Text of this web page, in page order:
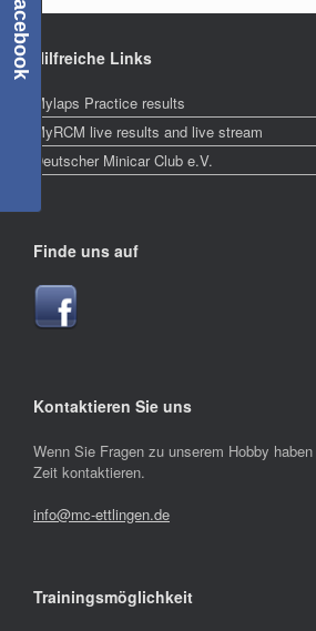
Hilfreiche Links
Mylaps Practice results
MyRCM live results and live stream
Deutscher Minicar Club e.V.
Finde uns auf
Kontaktieren Sie uns
Wenn Sie Fragen zu unserem Hobby
Zeit kontaktieren.
info@mc-ettlingen.de
Trainingsmöglichkeit
Facebook